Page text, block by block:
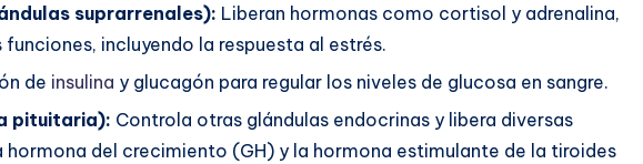
suprarrenales): Liberan hormonas como cortisol y adrenalina,
incluyendo la respuesta al estrés.
de insulina y glucagón para regular los niveles de glucosa en sangre.
pituitaria): Controla otras glándulas endocrinas y libera diversas
hormona del crecimiento (GH) y la hormona estimulante de la tiroides